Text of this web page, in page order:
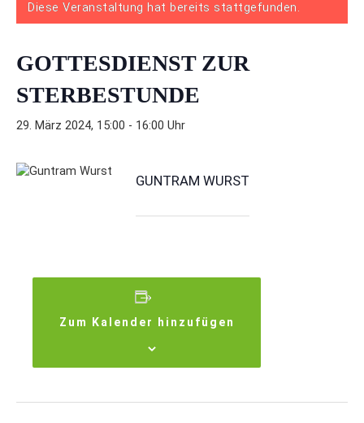
Diese Veranstaltung hat bereits stattgefunden.
GOTTESDIENST ZUR
STERBESTUNDE
29. März 2024, 15:00 - 16:00
GUNTRAM WURST
Zum Kalender hinzufügen